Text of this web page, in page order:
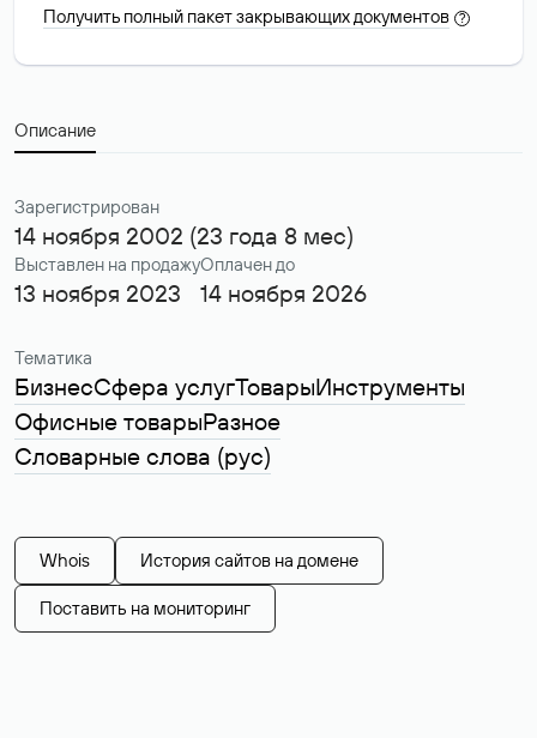
Получить полный пакет закрывающих документов ?
Описание
Зарегистрирован
14 ноября 2002 (23 года 8 мес)
Выставлен на продажу
13 ноября 2023
Оплачен до
14 ноября 2026
Тематика
БизнесСфера услугТоварыИнструменты
Офисные товарыРазное
Словарные слова (рус)
Whois История сайтов на домене
Поставить на мониторинг